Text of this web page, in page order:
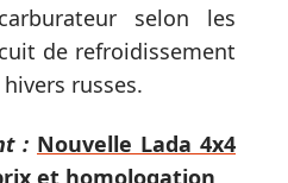
selon les
de refroidissement
russes.
: Nouvelle Lada 4x4
et homologation